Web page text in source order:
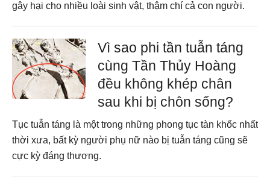
gây hại cho nhiều loài sinh vật, thậm chí cả con người.
Vì sao phi tần tuẫn táng
cùng Tần Thủy Hoàng
đều không khép chân
sau khi bị chôn sống?
Tục tuẫn táng là một trong những phong tục tàn khốc nhất
thời xưa, bất kỳ người phụ nữ nào bị tuẫn táng cũng sẽ
cực kỳ đáng thương.